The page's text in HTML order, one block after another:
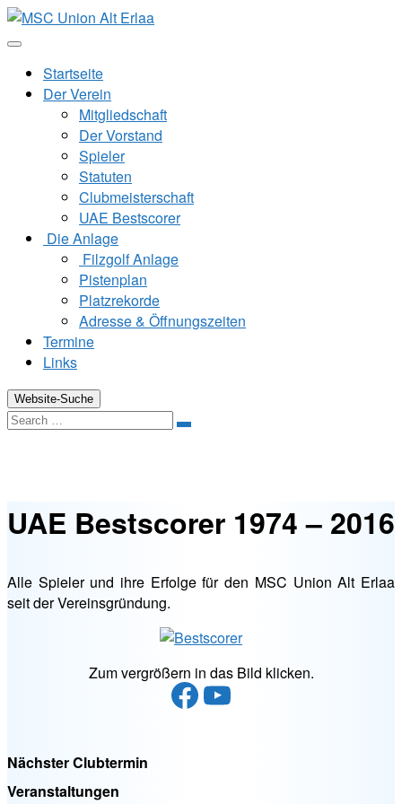
Zum
Inhalt
Startseite
Der Verein
Mitgliedschaft
Der Vorstand
Spieler
Statuten
Clubmeisterschaft
UAE Bestscorer
Die Anlage
Filzgolf Anlage
Pistenplan
Platzrekorde
Adresse & Öffnungszeiten
Termine
Links
Website-Suche
Search
UAE Bestscorer 1974 – 2016
Alle Spieler und ihre Erfolge für den MSC Union Alt Erlaa
seit der Vereinsgründung.
Zum vergrößern in das Bild klicken.
Facebook
YouTube
Nächster Clubtermin
Veranstaltungen